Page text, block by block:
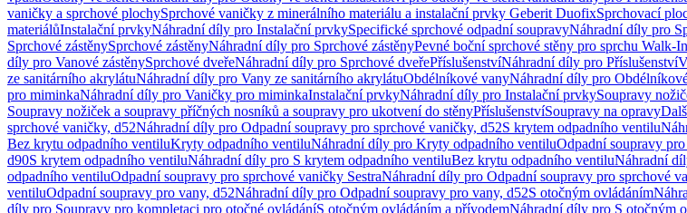
vaničky a sprchové plochySprchové vaničky z minerálního materiálu a instalační prvky Geberit DuofixSprchovací
materiálůInstalační prvkyNáhradní díly pro Instalační prvkySpecifické sprchové odpadní soupravyNáhradní díly pro
Sprchové zástěnySprchové zástěnyNáhradní díly pro Sprchové zástěnyPevné boční sprchové stěny pro sprchu Walk-In
díly pro Vanové zástěnySprchové dveřeNáhradní díly pro Sprchové dveřePříslušenstvíNáhradní díly pro Příslušenství
ze sanitárního akrylátuNáhradní díly pro Vany ze sanitárního akrylátuObdélníkové vanyNáhradní díly pro
pro miminkaNáhradní díly pro Vaničky pro miminkaInstalační prvkyNáhradní díly pro Instalační prvkySoupravy
Soupravy nožiček a soupravy příčných nosníků a soupravy pro ukotvení do stěnyPříslušenstvíSoupravy na opravy
sprchové vaničky, d52Náhradní díly pro Odpadní soupravy pro sprchové vaničky, d52S krytem odpadního ventilu
Bez krytu odpadního ventiluKryty odpadního ventiluNáhradní díly pro Kryty odpadního ventiluOdpadní soupravy
d90S krytem odpadního ventiluNáhradní díly pro S krytem odpadního ventiluBez krytu odpadního ventiluNáhradní
odpadního ventiluOdpadní soupravy pro sprchové vaničky SestraNáhradní díly pro Odpadní soupravy pro sprchové
ventiluOdpadní soupravy pro vany, d52Náhradní díly pro Odpadní soupravy pro vany, d52S otočným ovládáním
díly pro Soupravy pro kompletaci pro otočné ovládáníS otočným ovládáním a přívodemNáhradní díly pro S otočným